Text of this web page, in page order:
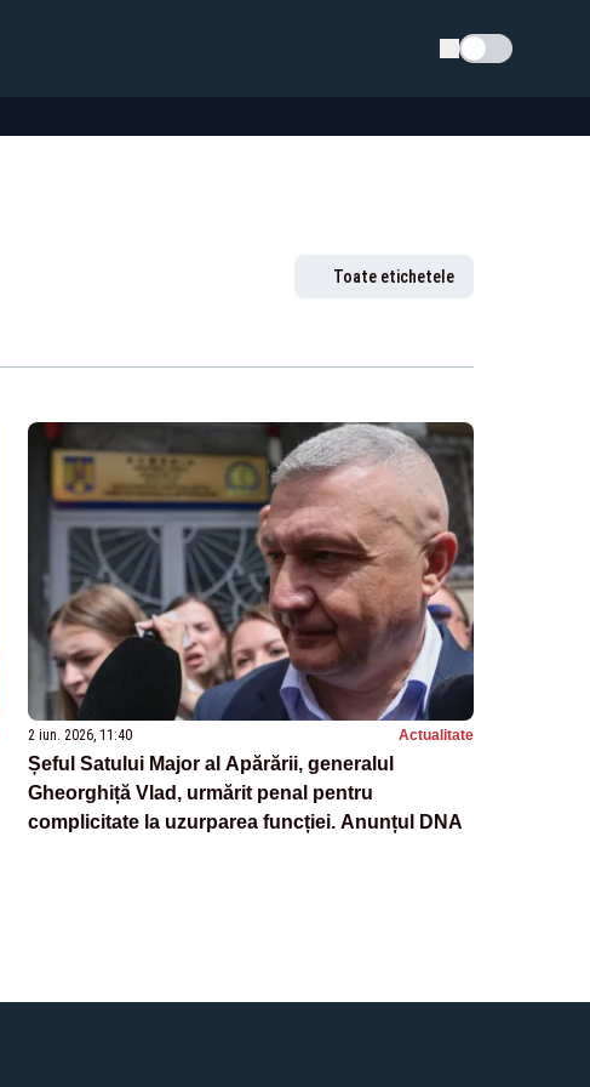
Schimba tema
Toate etichetele
2 iun. 2026, 11:40 Actualitate
Șeful Satului Major al Apărării, generalul
Gheorghiță Vlad, urmărit penal pentru
complicitate la uzurparea funcției. Anunțul DNA